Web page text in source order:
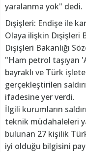
yaralanma yok" dedi.
Dışişleri: Endişe ile
Olaya ilişkin Dışişleri
Dışişleri Bakanlığı
"Ham petrol taşıyan
bayraklı ve Türk
gerçekleştirilen
ifadesine yer verdi.
İlgili kurumların
teknik müdahaleleri
bulunan 27 kişilik
iyi olduğu bilgisini